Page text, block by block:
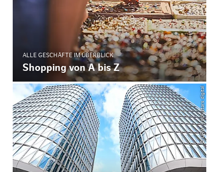
ALLE GESCHÄFTE IM ÜBERBLICK
Shopping von A bis Z
© URW /rock stars digital